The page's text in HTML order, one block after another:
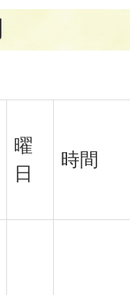
曜
日
時間